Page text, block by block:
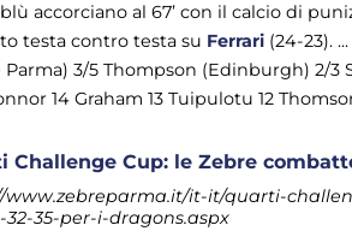
accorciano al 67’ con il calcio di
testa contro testa su Ferrari (24-23).
Parma) 3/5 Thompson (Edinburgh) 2/3
14 Graham 13 Tuipulotu 12
Challenge Cup: le Zebre
www.zebreparma.it/it-it/quarti-
32-35-per-i-dragons.aspx